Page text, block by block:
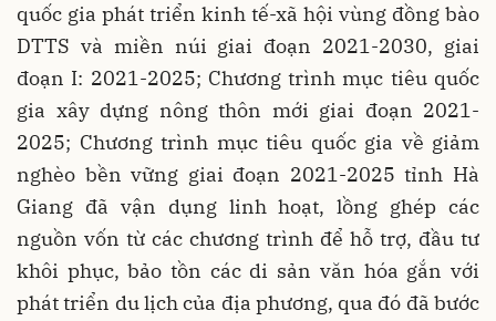
quốc gia phát triển kinh tế-xã hội vùng đồng bào
DTTS và miền núi giai đoạn 2021-2030, giai
đoạn I: 2021-2025; Chương trình mục tiêu quốc
gia xây dựng nông thôn mới giai đoạn 2021-
2025; Chương trình mục tiêu quốc gia về giảm
nghèo bền vững giai đoạn 2021-2025 tỉnh Hà
Giang đã vận dụng linh hoạt, lồng ghép các
nguồn vốn từ các chương trình để hỗ trợ, đầu tư
khôi phục, bảo tồn các di sản văn hóa gắn với
phát triển du lịch của địa phương, qua đó đã bước